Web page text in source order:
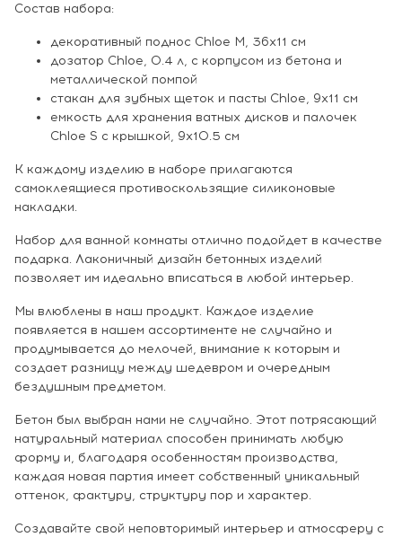
Состав набора:
декоративный поднос Chloe M, 36x11 см
дозатор Chloe, 0.4 л, с корпусом из бетона и
металлической помпой
стакан для зубных щеток и пасты Chloe, 9x11 см
емкость для хранения ватных дисков и палочек
Chloe S с крышкой, 9х10.5 см
К каждому изделию в наборе прилагаются
самоклеящиеся противоскользящие силиконовые
накладки.
Набор для ванной комнаты отлично подойдет в качестве
подарка. Лаконичный дизайн бетонных изделий
позволяет им идеально вписаться в любой интерьер.
Мы влюблены в наш продукт. Каждое изделие
появляется в нашем ассортименте не случайно и
продумывается до мелочей, внимание к которым и
создает разницу между шедевром и очередным
бездушным предметом.
Бетон был выбран нами не случайно. Этот потрясающий
натуральный материал способен принимать любую
форму и, благодаря особенностям производства,
каждая новая партия имеет собственный уникальный
оттенок, фактуру, структуру пор и характер.
Создавайте свой неповторимый интерьер и атмосферу с